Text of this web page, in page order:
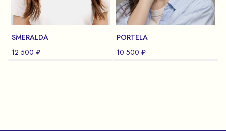
SMERALDA
12 500 ₽
PORTELA
10 500 ₽